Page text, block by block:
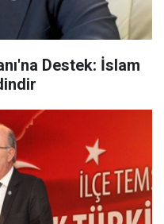
Destek: İslam